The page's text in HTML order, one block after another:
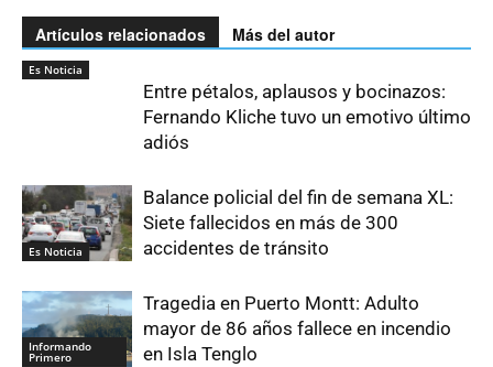
Artículos relacionados Más del autor
Es Noticia
Entre pétalos, aplausos y bocinazos:
Fernando Kliche tuvo un emotivo último
adiós
Es Noticia
Balance policial del fin de semana XL:
Siete fallecidos en más de 300
accidentes de tránsito
Informando
Primero
Tragedia en Puerto Montt: Adulto
mayor de 86 años fallece en incendio
en Isla Tenglo